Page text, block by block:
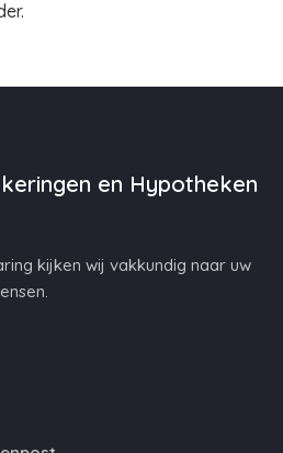
en Hypotheken
kijken wij vakkundig naar uw